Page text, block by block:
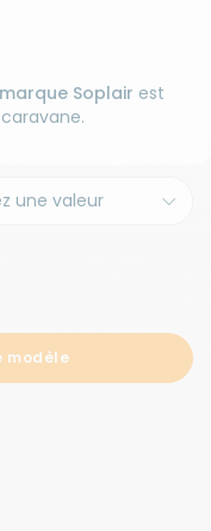
Soplair est
modèle